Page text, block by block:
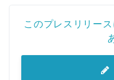
このプレスリリー